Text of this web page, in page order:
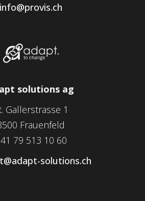
info@provis.ch
solutions ag
Gallerstrasse 1
Frauenfeld
79 513 10 60
solutions.ch